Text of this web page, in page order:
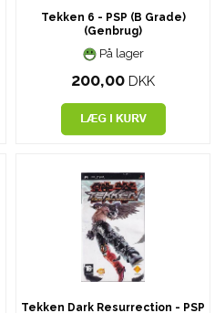
Tekken 6 - PSP (B Grade)
(Genbrug)
På lager
200,00 DKK
Tekken Dark Resurrection - PSP